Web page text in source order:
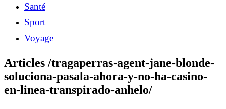
Santé
Sport
Voyage
Articles /tragaperras-agent-jane-blonde-
soluciona-pasala-ahora-y-no-ha-casino-
en-linea-transpirado-anhelo/